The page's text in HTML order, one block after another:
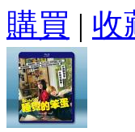
購買 | 收